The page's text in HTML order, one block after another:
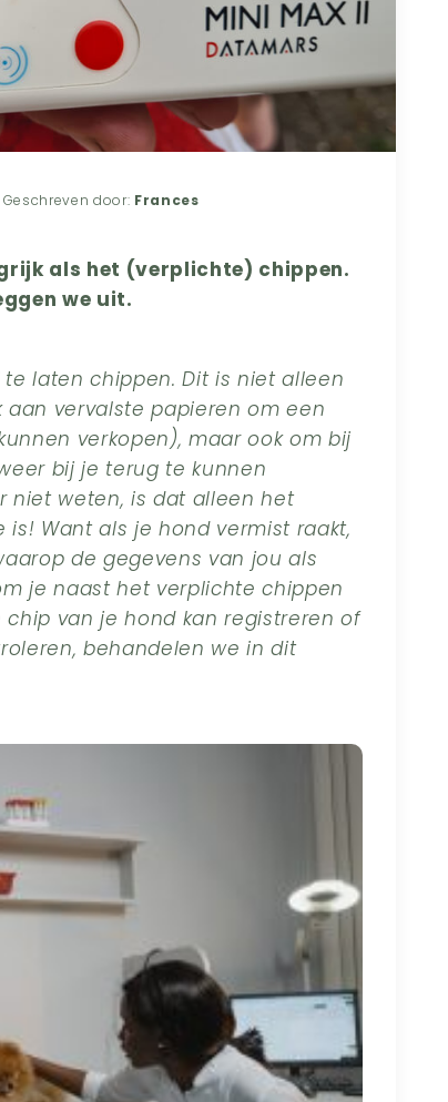
Geschreven door: Frances
als het (verplichte) chippen.
we uit.
laten chippen. Dit is niet alleen
vervalste papieren om een
verkopen), maar ook om bij
bij je terug te kunnen
niet weten, is dat alleen het
Want als je hond vermist raakt,
de gegevens van jou als
je naast het verplichte chippen
van je hond kan registreren of
behandelen we in dit